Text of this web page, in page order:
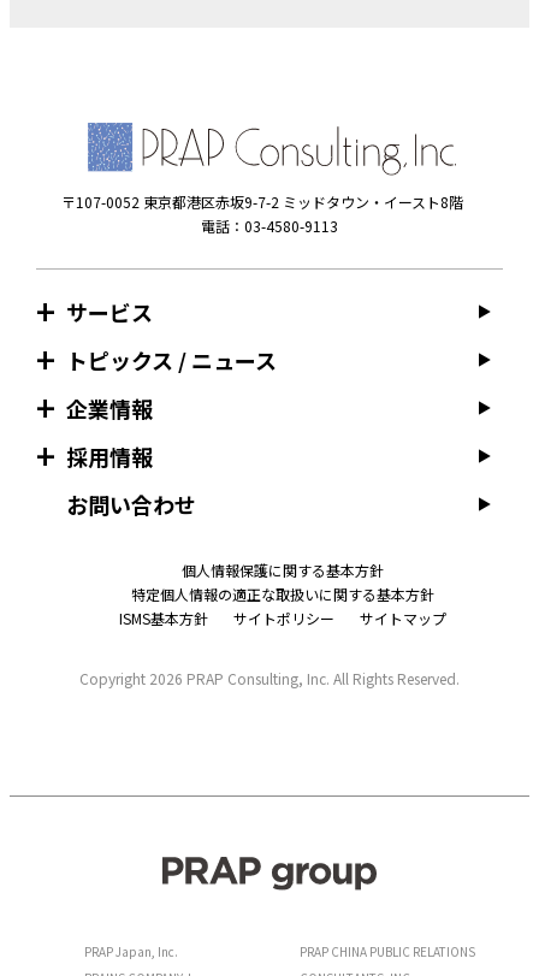
〒107-0052 東京都港区赤坂9-7-2 ミッドタウン・イースト8階
電話：03-4580-9113
サービス
トピックス / ニュース
企業情報
採用情報
お問い合わせ
個人情報保護に関する基本方針
特定個人情報の適正な取扱いに関する基本方針
ISMS基本方針
サイトポリシー サイトマップ
Copyright 2026 PRAP Consulting, Inc. All Rights Reserved.
PRAP Japan, Inc.
PRAP CHINA PUBLIC RELATIONS